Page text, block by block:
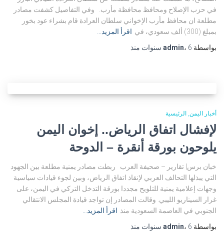
في حزب الإصلاح ومحافظ محافظة مأرب. وفي التفاصيل كشفت مصادر
مطلعة ان محافظ مأرب الإخواني سلطان العرادة قام بشراء عود بخور
بمبلغ (300) ألف سعودي، في
اقرأ المزيد…
بواسطة
admin، 6 سنوات منذ
أخبار اليمن الرئيسية
لإفشال اتفاق الرياض.. إخوان اليمن
يلوحون بورقة أنقرة – الدوحة
خبان برس| تقارير – صحيفة العرب ربطت مصادر يمنية مطلعة بين الجهود
التي يبذلها التحالف العربي لإنقاذ اتفاق الرياض، وبين لجوء قيادات سياسية
وجهات إعلامية يمنية للتلويح مجددا بورقة التدخل التركي في اليمن، على
غرار السيناريو الليبي. وقالت المصادر إن تواجد قيادة المجلس الانتقالي
الجنوبي في العاصمة السعودية منذ اقرأ المزيد…
بواسطة
admin، 6 سنوات منذ